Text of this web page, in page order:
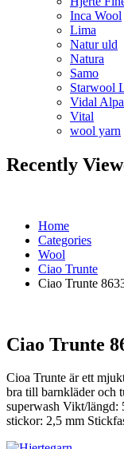
Inca Wool
Lima
Natur uld
Natura
Samo
Starwool
Vidal
Vital
wool yarn
Recently
Home
Categories
Wool
Ciao Trunte
Ciao Trunte
Ciao Trunte
Cioa Trunte är ett
bra till barnkläder och
superwash Vikt/längd:
stickor: 2,5 mm